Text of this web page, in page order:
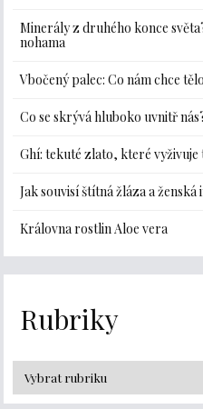
Minerály z druhého konce
nohama
Vbočený palec: Co nám chce
Co se skrývá hluboko uvnitř
Ghí: tekuté zlato, které vyživuje
Jak souvisí štítná žláza a ženská
Královna rostlin Aloe vera
Rubriky